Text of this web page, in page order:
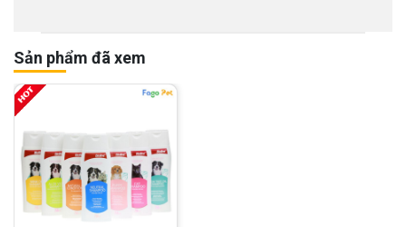
Sản phẩm đã xem